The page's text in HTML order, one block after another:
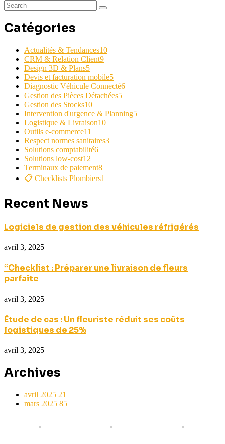
Catégories
Actualités & Tendances10
CRM & Relation Client9
Design 3D & Plans5
Devis et facturation mobile5
Diagnostic Véhicule Connecté6
Gestion des Pièces Détachées5
Gestion des Stocks10
Intervention d'urgence & Planning5
Logistique & Livraison10
Outils e-commerce11
Respect normes sanitaires3
Solutions comptabilité6
Solutions low-cost12
Terminaux de paiement8
📋 Checklists Plombiers1
Recent News
Logiciels de gestion des véhicules réfrigérés
avril 3, 2025
“Checklist : Préparer une livraison de fleurs
parfaite
avril 3, 2025
Étude de cas : Un fleuriste réduit ses coûts
logistiques de 25%
avril 3, 2025
Archives
avril 2025 21
mars 2025 85